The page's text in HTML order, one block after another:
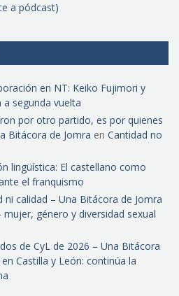
a pódcast)
en NT: Keiko Fujimori y
a segunda vuelta
por otro partido, es por quienes
Bitácora de Jomra en Cantidad no
lingüística: El castellano como
el franquismo
ni calidad – Una Bitácora de Jomra
mujer, género y diversidad sexual
de CyL de 2026 – Una Bitácora
Castilla y León: continúa la